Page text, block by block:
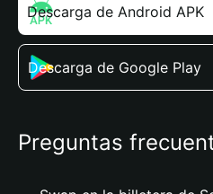
Descarga de Android APK
Descarga de Google Play
Preguntas